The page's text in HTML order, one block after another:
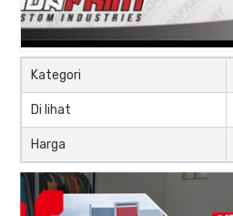
Kategori
Di lihat
Harga